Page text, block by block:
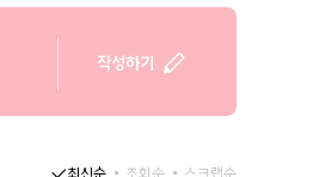
작성하기
최신순 조회순 스크랩순